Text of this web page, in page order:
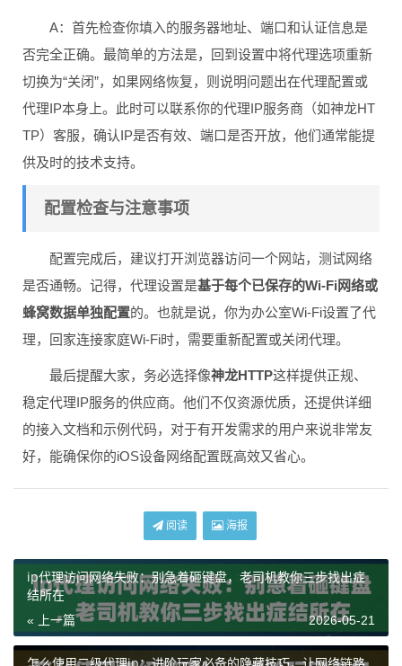
A：首先检查你填入的服务器地址、端口和认证信息是
否完全正确。最简单的方法是，回到设置中将代理选项重新
切换为“关闭”，如果网络恢复，则说明问题出在代理配置或
代理IP本身上。此时可以联系你的代理IP服务商（如神龙HT
TP）客服，确认IP是否有效、端口是否开放，他们通常能提
供及时的技术支持。
配置检查与注意事项
配置完成后，建议打开浏览器访问一个网站，测试网络
是否通畅。记得，代理设置是基于每个已保存的Wi-Fi网络或
蜂窝数据单独配置的。也就是说，你为办公室Wi-Fi设置了代
理，回家连接家庭Wi-Fi时，需要重新配置或关闭代理。
最后提醒大家，务必选择像神龙HTTP这样提供正规、
稳定代理IP服务的供应商。他们不仅资源优质，还提供详细
的接入文档和示例代码，对于有开发需求的用户来说非常友
好，能确保你的iOS设备网络配置既高效又省心。
阅读 海报
ip代理访问网络失败：别急着砸键盘，老司机教你三步找出症
结所在
« 上一篇 2026-05-21
怎么使用二级代理ip：进阶玩家必备的隐藏技巧，让网络链路